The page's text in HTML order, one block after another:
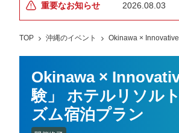
重要なお知らせ 2026.08.03
TOP 沖縄のイベント Okinawa ×
Okinawa ×
験」 ホテルリソル
ズム宿泊プラン